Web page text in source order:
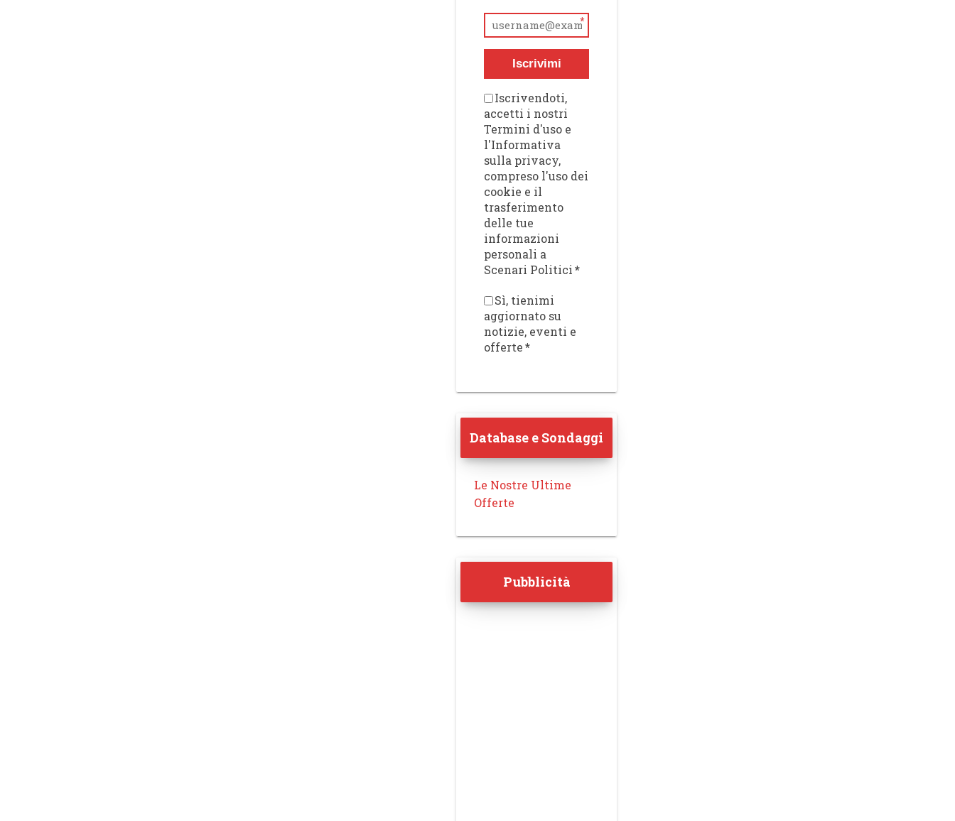
*
Iscrivimi
Iscrivendoti,
accetti i nostri
Termini d'uso e
l'Informativa
sulla privacy,
compreso l'uso dei
cookie e il
trasferimento
delle tue
informazioni
personali a
Scenari Politici*
Sì, tienimi
aggiornato su
notizie, eventi e
offerte*
Database e Sondaggi
Le Nostre Ultime
Offerte
Pubblicità